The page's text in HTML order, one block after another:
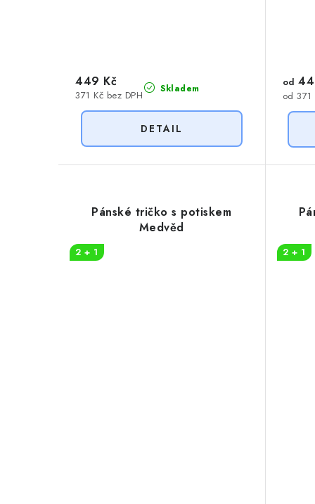
Skladem
371 Kč bez DPH
449 Kč
od 371
od
Pánské tričko s potiskem
Medvěd
2 + 1 2 + 1